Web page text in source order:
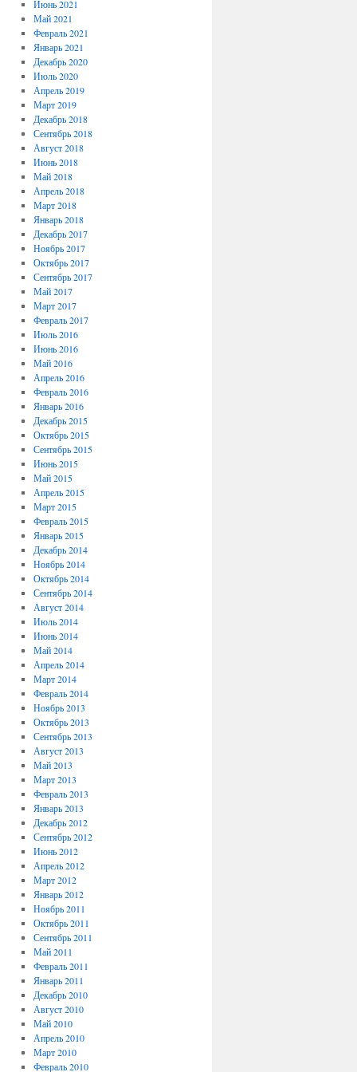
Июнь 2021
Май 2021
Февраль 2021
Январь 2021
Декабрь 2020
Июль 2020
Апрель 2019
Март 2019
Декабрь 2018
Сентябрь 2018
Август 2018
Июнь 2018
Май 2018
Апрель 2018
Март 2018
Январь 2018
Декабрь 2017
Ноябрь 2017
Октябрь 2017
Сентябрь 2017
Май 2017
Март 2017
Февраль 2017
Июль 2016
Июнь 2016
Май 2016
Апрель 2016
Февраль 2016
Январь 2016
Декабрь 2015
Октябрь 2015
Сентябрь 2015
Июнь 2015
Май 2015
Апрель 2015
Март 2015
Февраль 2015
Январь 2015
Декабрь 2014
Ноябрь 2014
Октябрь 2014
Сентябрь 2014
Август 2014
Июль 2014
Июнь 2014
Май 2014
Апрель 2014
Март 2014
Февраль 2014
Ноябрь 2013
Октябрь 2013
Сентябрь 2013
Август 2013
Май 2013
Март 2013
Февраль 2013
Январь 2013
Декабрь 2012
Сентябрь 2012
Июнь 2012
Апрель 2012
Март 2012
Январь 2012
Ноябрь 2011
Октябрь 2011
Сентябрь 2011
Май 2011
Февраль 2011
Январь 2011
Декабрь 2010
Август 2010
Май 2010
Апрель 2010
Март 2010
Февраль 2010